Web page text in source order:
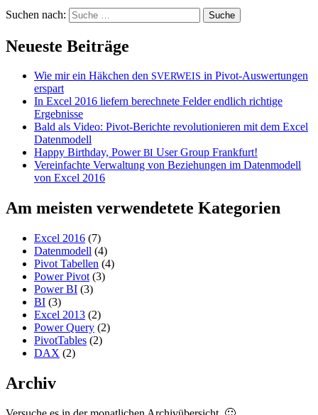
Suchen nach:
Neueste Beiträge
Wie mir ein Häkchen den SVERWEIS in Pivot-Auswertungen
erspart
In Excel 2016 liefern berechnete Felder endlich richtige
Ergebnisse
Bald als Video: Pivot-Berichte revolutionieren mit dem Excel
Datenmodell
Happy Birthday, PowerBI User Group Frankfurt!
Vereinfachte Verwaltung von Beziehungen im Datenmodell
von Excel 2016
Am meisten verwendetete Kategorien
Excel 2016 (7)
Datenmodell (4)
Pivot Tabellen (4)
Power Pivot (3)
Power BI (3)
BI (3)
Excel 2013 (2)
Power Query (2)
PivotTables (2)
DAX (2)
Archiv